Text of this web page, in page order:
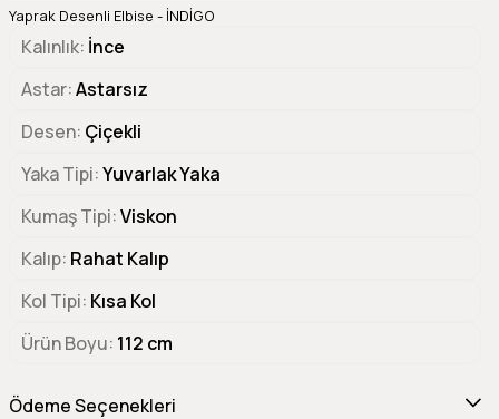
Yaprak Desenli Elbise - İNDİGO
Kalınlık İnce
Astar Astarsız
Desen Çiçekli
Yaka Tipi Yuvarlak Yaka
Kumaş Tipi Viskon
Kalıp Rahat Kalıp
Kol Tipi Kısa Kol
Ürün Boyu 112 cm
Ödeme Seçenekleri